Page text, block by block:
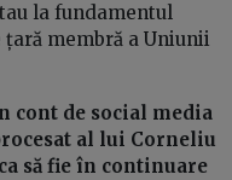
la fundamentul
membră a Uniunii
cont de social media
al lui Corneliu
să fie în continuare